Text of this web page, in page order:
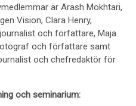
är Arash Mokhtari,
Vision, Clara Henry,
och författare, Maja
och författare samt
och chefredaktör för
och seminarium: